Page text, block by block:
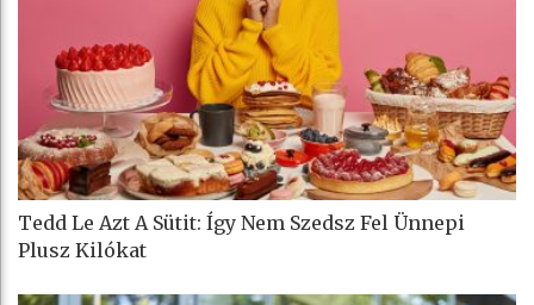
Tedd Le Azt A Sütit: Így Nem Szedsz Fel Ünnepi
Plusz Kilókat